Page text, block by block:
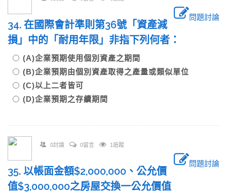
問題討論
34. 在國際會計準則第36號「資產減
損」中的「耐用年限」非指下列何者：
(A)企業預期使用個別資產之期間
(B)企業預期由個別資產取得之產量或類似單位
(C)以上二者皆可
(D)企業預期之存續期間
0討論 0留言 1追蹤
問題討論
35. 以帳面金額$2,000,000、公允價
值$3,000,000之房屋交換一公允價值